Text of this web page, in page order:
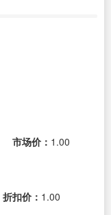
市场价： 1.00
折扣价： 1.00